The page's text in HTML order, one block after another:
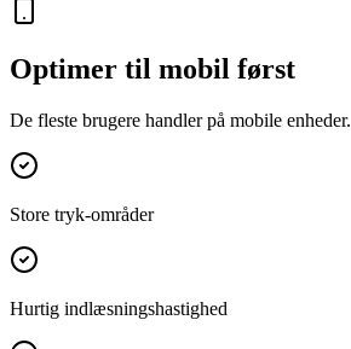
Optimer til mobil først
De fleste brugere handler på mobile enheder.
Store tryk-områder
Hurtig indlæsningshastighed